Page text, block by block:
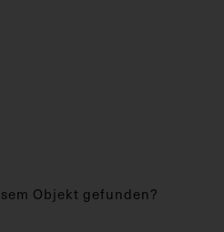
Objekt gefunden?